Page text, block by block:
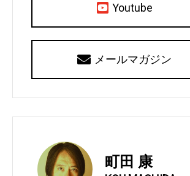
Youtube
メールマガジン
町田 康